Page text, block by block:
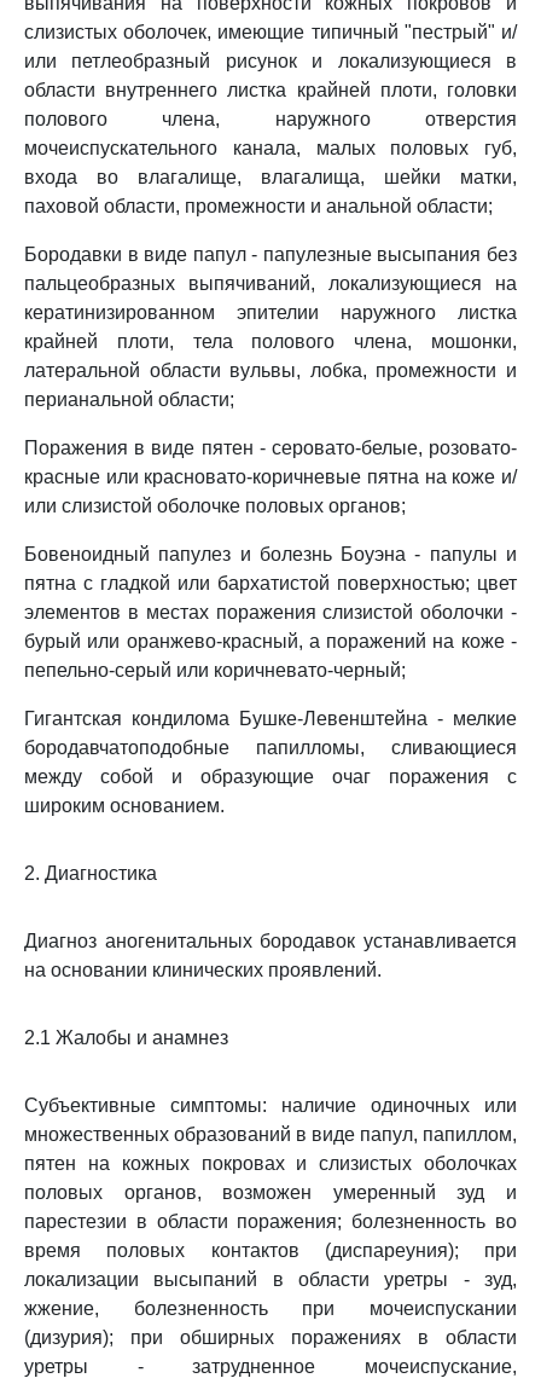
слизистых оболочек, имеющие типичный "пестрый" и/
или петлеобразный рисунок и локализующиеся в
области внутреннего листка крайней плоти, головки
полового члена, наружного отверстия
мочеиспускательного канала, малых половых губ,
входа во влагалище, влагалища, шейки матки,
паховой области, промежности и анальной области;
Бородавки в виде папул - папулезные высыпания без
пальцеобразных выпячиваний, локализующиеся на
кератинизированном эпителии наружного листка
крайней плоти, тела полового члена, мошонки,
латеральной области вульвы, лобка, промежности и
перианальной области;
Поражения в виде пятен - серовато-белые, розовато-
красные или красновато-коричневые пятна на коже и/
или слизистой оболочке половых органов;
Бовеноидный папулез и болезнь Боуэна - папулы и
пятна с гладкой или бархатистой поверхностью; цвет
элементов в местах поражения слизистой оболочки -
бурый или оранжево-красный, а поражений на коже -
пепельно-серый или коричневато-черный;
Гигантская кондилома Бушке-Левенштейна - мелкие
бородавчатоподобные папилломы, сливающиеся
между собой и образующие очаг поражения с
широким основанием.
2. Диагностика
Диагноз аногенитальных бородавок устанавливается
на основании клинических проявлений.
2.1 Жалобы и анамнез
Субъективные симптомы: наличие одиночных или
множественных образований в виде папул, папиллом,
пятен на кожных покровах и слизистых оболочках
половых органов, возможен умеренный зуд и
парестезии в области поражения; болезненность во
время половых контактов (диспареуния); при
локализации высыпаний в области уретры - зуд,
жжение, болезненность при мочеиспускании
(дизурия); при обширных поражениях в области
уретры - затрудненное мочеиспускание,